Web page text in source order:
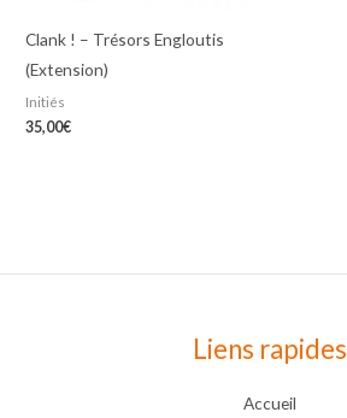
Clank ! – Trésors Engloutis
(Extension)
Initiés
35,00€
Liens rapides
Accueil